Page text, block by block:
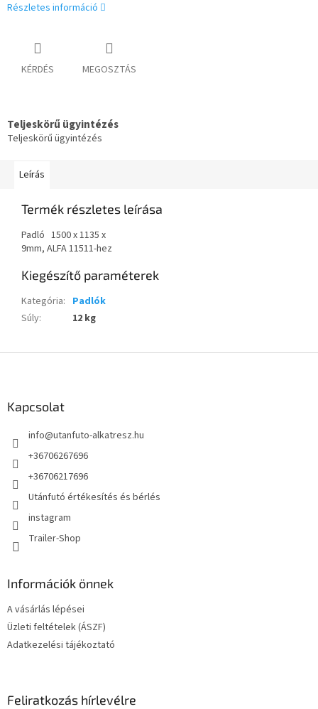
Részletes információ
KÉRDÉS MEGOSZTÁS
Teljeskörű ügyintézés
Teljeskörű ügyintézés
Leírás
Termék részletes leírása
Padló 1500 x 1135 x
9mm, ALFA 11511-hez
Kiegészítő paraméterek
Kategória: Padlók
Súly: 12 kg
Kapcsolat
info@utanfuto-alkatresz.hu
+36706267696
+36706217696
Utánfutó értékesítés és bérlés
instagram
Trailer-Shop
Információk önnek
A vásárlás lépései
Üzleti feltételek (ÁSZF)
Adatkezelési tájékoztató
Feliratkozás hírlevélre